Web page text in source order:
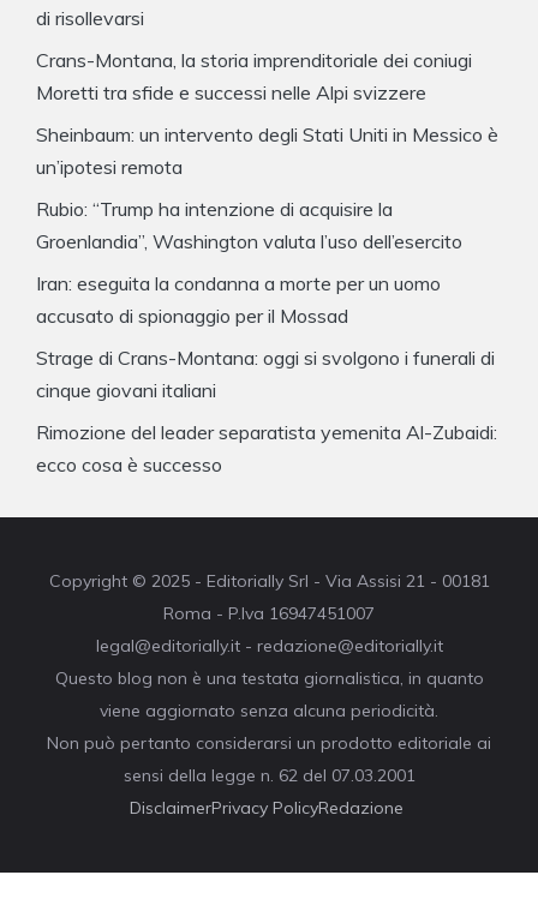
di risollevarsi
Crans-Montana, la storia imprenditoriale dei coniugi
Moretti tra sfide e successi nelle Alpi svizzere
Sheinbaum: un intervento degli Stati Uniti in Messico è
un’ipotesi remota
Rubio: “Trump ha intenzione di acquisire la
Groenlandia”, Washington valuta l’uso dell’esercito
Iran: eseguita la condanna a morte per un uomo
accusato di spionaggio per il Mossad
Strage di Crans-Montana: oggi si svolgono i funerali di
cinque giovani italiani
Rimozione del leader separatista yemenita Al-Zubaidi:
ecco cosa è successo
Copyright © 2025 - Editorially Srl - Via Assisi 21 - 00181
Roma - P.Iva 16947451007
legal@editorially.it - redazione@editorially.it
Questo blog non è una testata giornalistica, in quanto
viene aggiornato senza alcuna periodicità.
Non può pertanto considerarsi un prodotto editoriale ai
sensi della legge n. 62 del 07.03.2001
DisclaimerPrivacy PolicyRedazione